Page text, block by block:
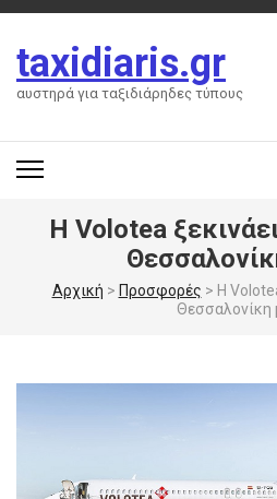
Skip
content
(Press
taxidiaris.gr
αυστηρά για ταξιδιάρηδες τύπους
Η Volotea
Αρχική > Προσφορές > Η
Θεσσαλονίκη